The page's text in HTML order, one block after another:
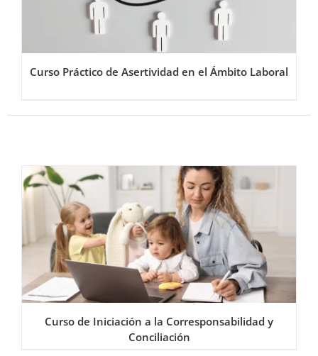
Curso Práctico de Asertividad en el Ámbito Laboral
Curso de Iniciación a la Corresponsabilidad y
Conciliación